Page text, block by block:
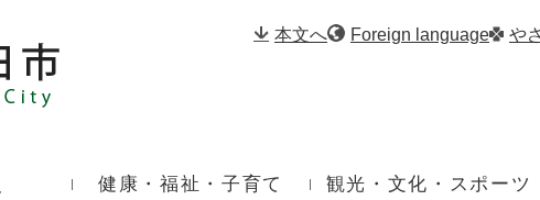
本文へ Foreign language や
ド
健康・福祉・子育て 観光・文化・スポーツ